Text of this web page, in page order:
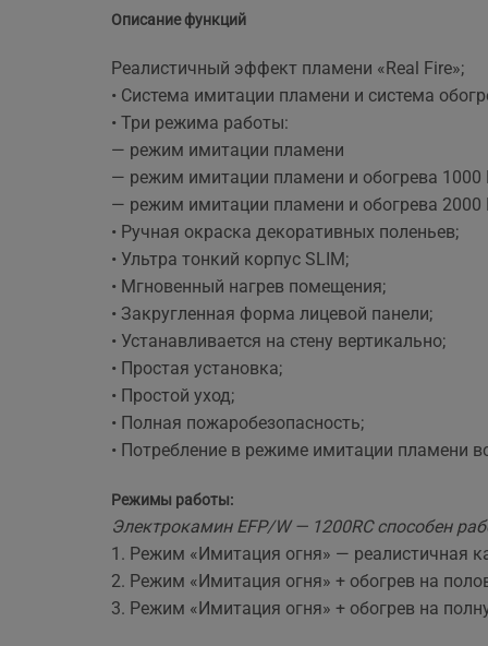
Описание функций
Реалистичный эффект пламени «Real Fire»;
• Система имитации пламени и система
• Три режима работы:
— режим имитации пламени
— режим имитации пламени и обогрева 1000
— режим имитации пламени и обогрева 2000
• Ручная окраска декоративных поленьев;
• Ультра тонкий корпус SLIM;
• Мгновенный нагрев помещения;
• Закругленная форма лицевой панели;
• Устанавливается на стену вертикально;
• Простая установка;
• Простой уход;
• Полная пожаробезопасность;
• Потребление в режиме имитации пламени
Режимы работы:
Электрокамин EFP/W — 1200RC способен
1. Режим «Имитация огня» — реалистичная
2. Режим «Имитация огня» + обогрев на
3. Режим «Имитация огня» + обогрев на